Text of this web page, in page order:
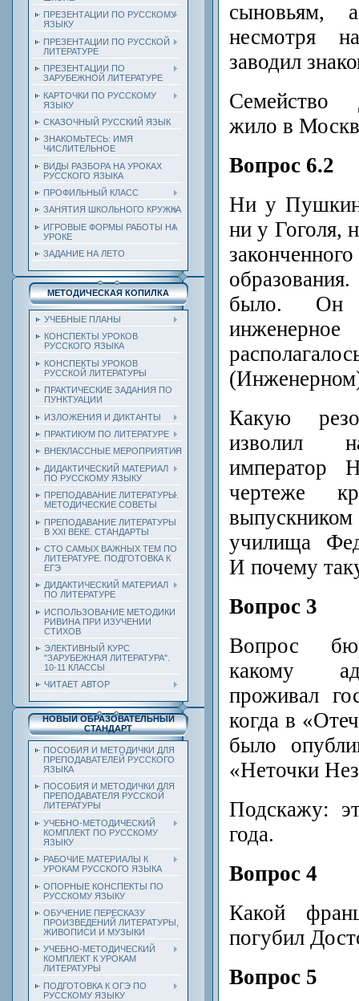
ПРЕЗЕНТАЦИИ ПО РУССКОМУ
ЯЗЫКУ
ПРЕЗЕНТАЦИИ ПО РУССКОЙ
ЛИТЕРАТУРЕ
ПРЕЗЕНТАЦИИ ПО
ЗАРУБЕЖНОЙ ЛИТЕРАТУРЕ
КАРТОЧКИ ПО РУССКОМУ
ЯЗЫКУ
СКАЗОЧНЫЙ РУССКИЙ ЯЗЫК
ЗНАКОМЬТЕСЬ: ИМЯ
ЧИСЛИТЕЛЬНОЕ
ВИДЫ РАЗБОРА НА УРОКАХ
РУССКОГО ЯЗЫКА
ПРОФИЛЬНЫЙ КЛАСС
ЗАНЯТИЯ ШКОЛЬНОГО КРУЖКА
ИГРОВЫЕ ФОРМЫ РАБОТЫ НА
УРОКЕ
ЗАДАНИЕ НА ЛЕТО
МЕТОДИЧЕСКАЯ КОПИЛКА
УЧЕБНЫЕ ПЛАНЫ
КОНСПЕКТЫ УРОКОВ
РУССКОГО ЯЗЫКА
КОНСПЕКТЫ УРОКОВ
РУССКОЙ ЛИТЕРАТУРЫ
ПРАКТИЧЕСКИЕ ЗАДАНИЯ ПО
ПУНКТУАЦИИ
ИЗЛОЖЕНИЯ И ДИКТАНТЫ
ПРАКТИКУМ ПО ЛИТЕРАТУРЕ
ВНЕКЛАССНЫЕ МЕРОПРИЯТИЯ
ДИДАКТИЧЕСКИЙ МАТЕРИАЛ
ПО РУССКОМУ ЯЗЫКУ
ПРЕПОДАВАНИЕ ЛИТЕРАТУРЫ.
МЕТОДИЧЕСКИЕ СОВЕТЫ
ПРЕПОДАВАНИЕ ЛИТЕРАТУРЫ
В XXI ВЕКЕ. СТАНДАРТЫ
СТО САМЫХ ВАЖНЫХ ТЕМ ПО
ЛИТЕРАТУРЕ. ПОДГОТОВКА К
ЕГЭ
ДИДАКТИЧЕСКИЙ МАТЕРИАЛ
ПО ЛИТЕРАТУРЕ
ИСПОЛЬЗОВАНИЕ МЕТОДИКИ
РИВИНА ПРИ ИЗУЧЕНИИ
СТИХОВ
ЭЛЕКТИВНЫЙ КУРС
"ЗАРУБЕЖНАЯ ЛИТЕРАТУРА".
10-11 КЛАССЫ
ЧИТАЕТ АВТОР
НОВЫЙ ОБРАЗОВАТЕЛЬНЫЙ
СТАНДАРТ
ПОСОБИЯ И МЕТОДИЧКИ ДЛЯ
ПРЕПОДАВАТЕЛЕЙ РУССКОГО
ЯЗЫКА
ПОСОБИЯ И МЕТОДИЧКИ ДЛЯ
ПРЕПОДАВАТЕЛЯ РУССКОЙ
ЛИТЕРАТУРЫ
УЧЕБНО-МЕТОДИЧЕСКИЙ
КОМПЛЕКТ ПО РУССКОМУ
ЯЗЫКУ
РАБОЧИЕ МАТЕРИАЛЫ К
УРОКАМ РУССКОГО ЯЗЫКА
ОПОРНЫЕ КОНСПЕКТЫ ПО
РУССКОМУ ЯЗЫКУ
ОБУЧЕНИЕ ПЕРЕСКАЗУ
ПРОИЗВЕДЕНИЙ ЛИТЕРАТУРЫ,
ЖИВОПИСИ И МУЗЫКИ
УЧЕБНО-МЕТОДИЧЕСКИЙ
КОМПЛЕКТ К УРОКАМ
ЛИТЕРАТУРЫ
ПОДГОТОВКА К ОГЭ ПО
РУССКОМУ ЯЗЫКУ
сыновьям,
несмотря
заводил
Семейство
жило в
Вопрос 6.2
Ни у
ни у Гоголя,
было. Он
Какую
изволил
император
чертеже
училища
И почему
Вопрос 3
Вопрос
какому
проживал
когда в
было
«Неточки
Подскажу:
года.
Вопрос 4
Какой
погубил
Вопрос 5